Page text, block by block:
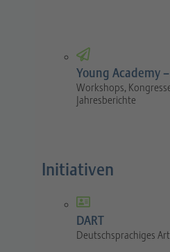
Young Academy
Workshops,
Jahresberichte
Initiativen
DART
Deutschsprachiges